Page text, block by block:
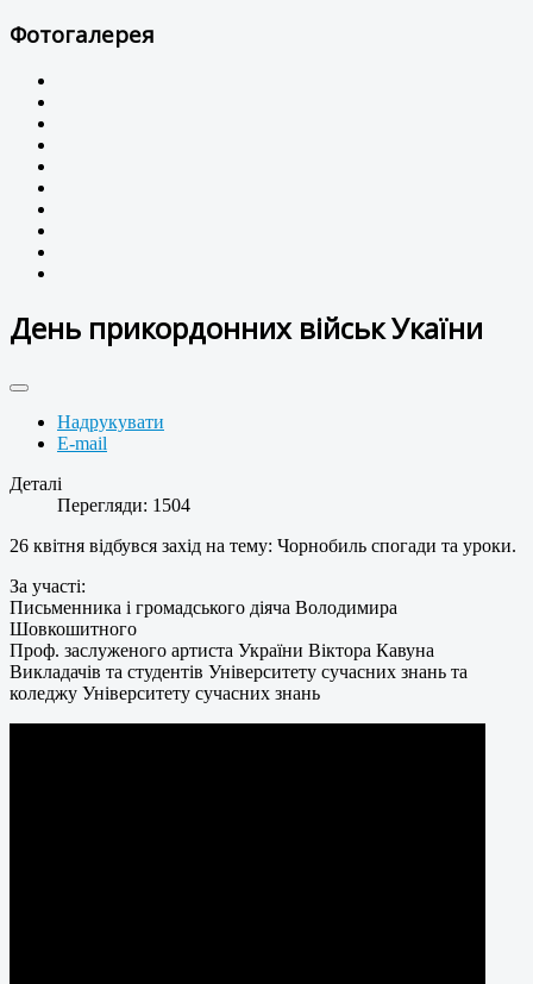
Фотогалерея
День прикордонних військ Укаїни
Надрукувати
E-mail
Деталі
Перегляди: 1504
26 квітня відбувся захід на тему: Чорнобиль спогади та уроки.
За участі:
Письменника і громадського діяча Володимира
Шовкошитного
Проф. заслуженого артиста України Віктора Кавуна
Викладачів та студентів Університету сучасних знань та
коледжу Університету сучасних знань